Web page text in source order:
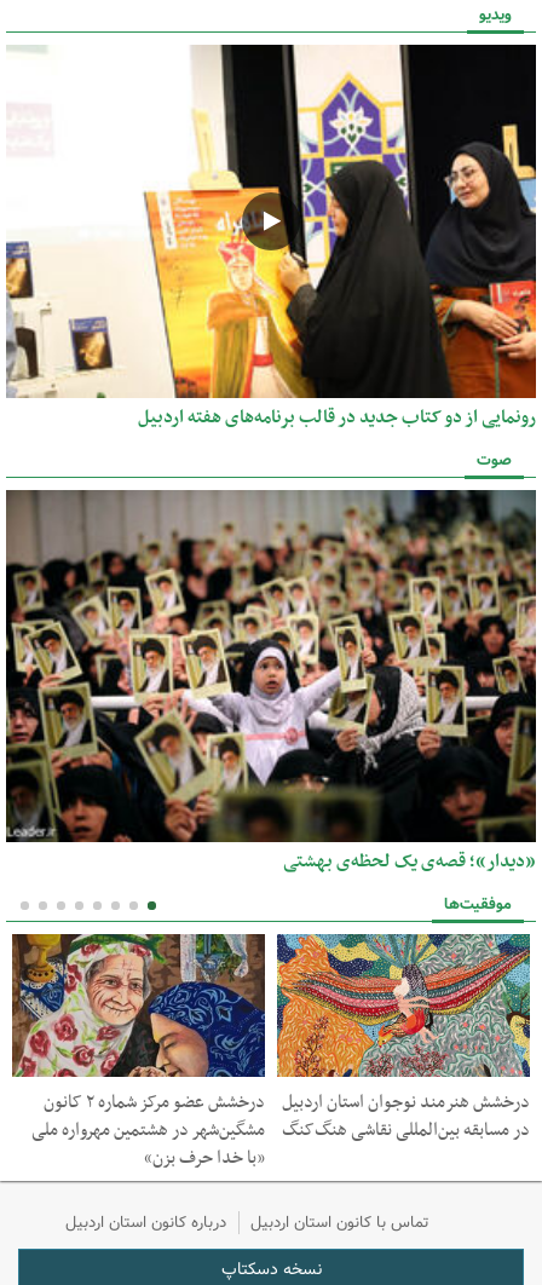
ویدیو
رونمایی از دو کتاب جدید در قالب برنامه‌های هفته اردبیل
صوت
«دیدار»؛ قصه‌ی یک لحظه‌ی بهشتی
موفقیت‌ها
درخشش هنرمند نوجوان استان اردبیل
در مسابقه بین‌المللی نقاشی هنگ‌کنگ
درخشش عضو مرکز شماره ۲ کانون
مشگین‌شهر در هشتمین مهرواره ملی
«با خدا حرف بزن»
تماس با کانون استان اردبیل درباره کانون استان اردبیل
نسخه دسکتاپ